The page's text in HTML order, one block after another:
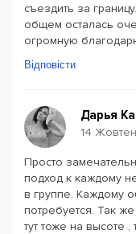
съездить за
общем осталась
огромную
Відповісти
Дарья
14
Просто
подход к каждому
в группе. Каждому
потребуется. Так
тут тоже на высоте ,